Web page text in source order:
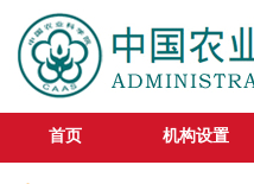
首页 机构设置